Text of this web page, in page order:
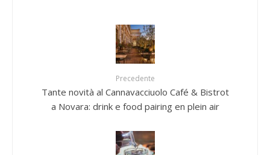
Precedente
Tante novità al Cannavacciuolo Café & Bistrot
a Novara: drink e food pairing en plein air